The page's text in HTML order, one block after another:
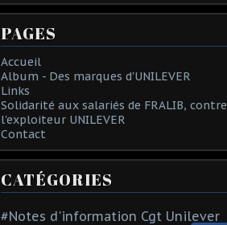
PAGES
Accueil
Album - Des marques d'UNILEVER
Links
Solidarité aux salariés de FRALIB, contre
l'exploiteur UNILEVER
Contact
CATÉGORIES
#Notes d'information Cgt Unilever